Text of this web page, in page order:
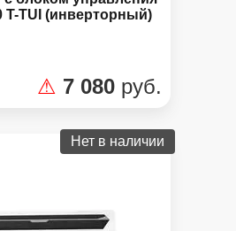
T-TUI (инверторный)
⚠ 7 080 руб.
Нет в наличии